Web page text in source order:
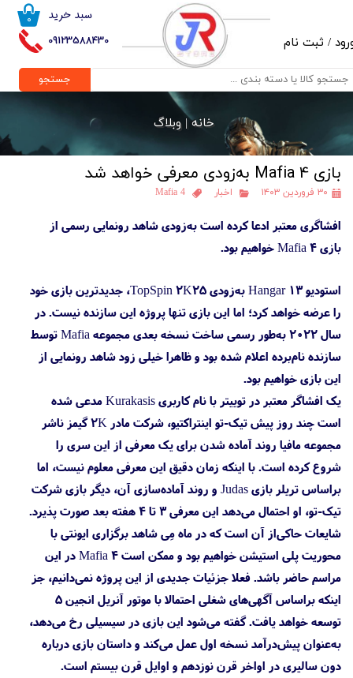
09123588430
۰ سبد خرید
/ ثبت نام
حساب کاربری من
تغییر گذر واژه
خروج از حساب کاربری
جستجو
خانه |وبلاگ
بازی Mafia 4 به‌زودی معرفی خواهد شد
۳۰ فروردین ۱۴۰۳ اخبار Mafia 4
افشاگری معتبر ادعا کرده است به‌زودی شاهد رونمایی رسمی از
بازی Mafia 4 خواهیم بود.
استودیو Hangar 13 به‌زودی TopSpin 2K25، جدیدترین بازی خود
را عرضه خواهد کرد؛ اما این بازی تنها پروژه این سازنده نیست. در
سال ۲۰۲۲ به‌طور رسمی ساخت نسخه بعدی مجموعه Mafia توسط
سازنده نام‌برده اعلام شده بود و ظاهرا خیلی زود شاهد رونمایی از
این بازی خواهیم بود.
یک افشاگر معتبر در توییتر با نام کاربری Kurakasis مدعی شده
است چند روز پیش تیک-تو اینتراکتیو، شرکت مادر 2K گیمز ناشر
مجموعه مافیا روند آماده شدن برای یک معرفی از این سری را
شروع کرده است. با اینکه زمان دقیق این معرفی معلوم نیست، اما
براساس تریلر بازی Judas و روند آماده‌سازی آن، دیگر بازی شرکت
تیک-تو، او احتمال می‌دهد این معرفی ۳ تا ۴ هفته بعد صورت پذیرد.
شایعات حاکی‌از آن است که در ماه مِی شاهد برگزاری ایونتی با
محوریت پلی استیشن خواهیم بود و ممکن است Mafia 4 در این
مراسم حاضر باشد. فعلا جزئیات جدیدی از این پروژه نمی‌دانیم، جز
اینکه براساس آگهی‌های شغلی احتمالا با موتور آنریل انجین ۵
توسعه خواهد یافت. گفته می‌شود این بازی در سیسیلی رخ می‌دهد،
به‌عنوان پیش‌درآمد نسخه اول عمل می‌کند و داستان بازی درباره
دون سالیری در اواخر قرن نوزدهم و اوایل قرن بیستم است.